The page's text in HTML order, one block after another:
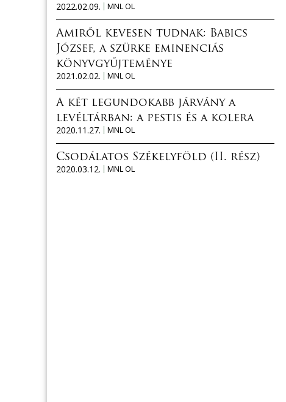
2022.02.09.
MNL OL
Amiről kevesen tudnak: Babics
József, a szürke eminenciás
könyvgyűjteménye
2021.02.02.
MNL OL
A két legundokabb járvány a
levéltárban: a pestis és a kolera
2020.11.27.
MNL OL
Csodálatos Székelyföld (II. rész)
2020.03.12.
MNL OL